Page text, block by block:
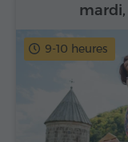
9-10 heures